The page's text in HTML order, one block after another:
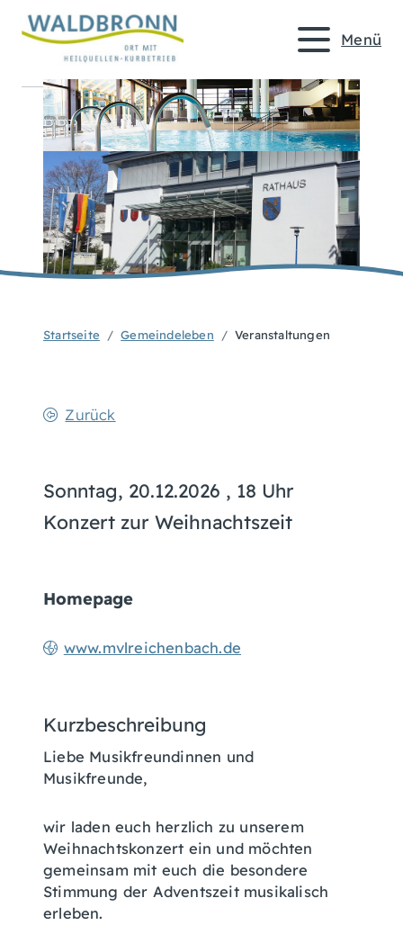
Menü
Startseite Gemeindeleben Veranstaltungen
Zurück
Sonntag, 20.12.2026 , 18 Uhr
Konzert zur Weihnachtszeit
Homepage
www.mvlreichenbach.de
Kurzbeschreibung
Liebe Musikfreundinnen und
Musikfreunde,
wir laden euch herzlich zu unserem
Weihnachtskonzert ein und möchten
gemeinsam mit euch die besondere
Stimmung der Adventszeit musikalisch
erleben.